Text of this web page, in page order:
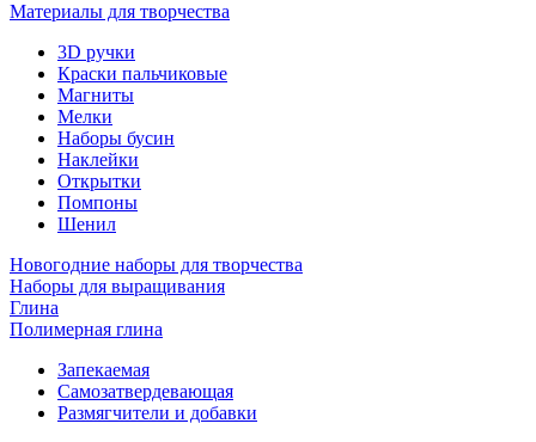
Материалы для творчества
3D ручки
Краски пальчиковые
Магниты
Мелки
Наборы бусин
Наклейки
Открытки
Помпоны
Шенил
Новогодние наборы для творчества
Наборы для выращивания
Глина
Полимерная глина
Запекаемая
Самозатвердевающая
Размягчители и добавки